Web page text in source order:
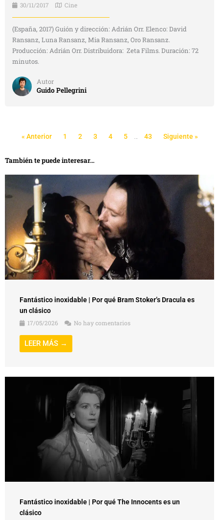
30/11/2017 Cine
(España, 2017) Guión y dirección: Adrián Orr. Elenco: David
Ransanz, Luna Ransanz, Mia Ransanz, Oro Ransanz.
Producción: Adrián Orr. Distribuidora: Zeta Films. Duración: 72
minutos.
Autor
Guido Pellegrini
« Anterior 1 2 3 4 5 43 Siguiente »
También te puede interesar...
Fantástico inoxidable | Por qué Bram Stoker’s Dracula es
un clásico
17/05/2026
No hay comentarios
LEER MÁS →
Fantástico inoxidable | Por qué The Innocents es un
clásico